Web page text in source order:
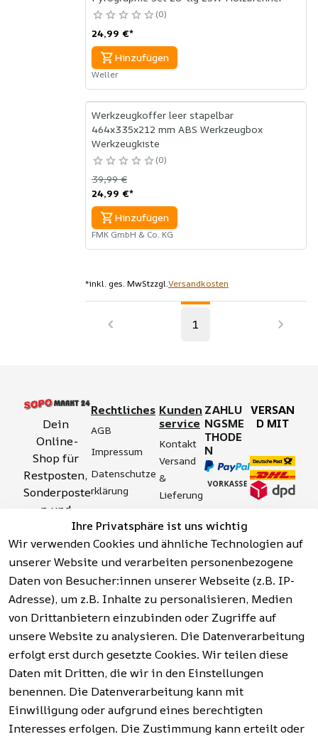
0
24,99 €*
Hinzufügen
Weller
Werkzeugkoffer leer stapelbar
464x335x212 mm ABS Werkzeugbox
Werkzeugkiste
0
24,99 €*
39,99 €
Hinzufügen
FMK GmbH & Co. KG
*inkl. ges. MwStzzgl.Versandkosten
1
Ihre Privatsphäre ist uns wichtig
Wir verwenden Cookies und ähnliche Technologien auf
unserer Website und verarbeiten personenbezogene
Daten von Besucher:innen unserer Webseite (z.B. IP-
Adresse), um z.B. Inhalte zu personalisieren, Medien
von Drittanbietern einzubinden oder Zugriffe auf
unsere Website zu analysieren. Die Datenverarbeitung
erfolgt erst durch gesetzte Cookies. Wir teilen diese
Daten mit Dritten, die wir in den Einstellungen
benennen. Die Datenverarbeitung kann mit
Einwilligung oder aufgrund eines berechtigten
Interesses erfolgen. Die Zustimmung kann erteilt oder
Dein
Online-
Shop für
Restposten,
Sonderposte
n und
Aktionsartik
el rund um
Werkzeuge,
Garten,
Haushalt
und mehr.
Vertrag
widerrufen
Rechtliches
AGB
Impressum
Datenschutze
rklärung
tserklärung
Widerrufsrech
t
Hinweise zur
Batterieentso
rgung
Kunden
service
Kontakt
Versand
&
Lieferung
&
Sicherhei
t
Häufige
Fragen
(FAQ)
ZAHLU
NGSME
THODE
N
VERSAN
D MIT
Facebook |
Instagram |
AGB | Impressum |
Datenschutzerklärung |